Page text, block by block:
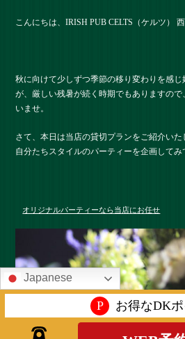
こんにちは、IRISH PUB CELTS（ケルツ）
秋に向けて少しずつ季節の移り変わりを感
が、厳しい残暑が続く時期でもありますの
いませ。
さて、本日は当店の貸切プランをご紹介いた
自分たちスタイルのパーティーを企画してみ
オリジナルパーティーなら当店にお任せ
Japanese
P お得なDKポ